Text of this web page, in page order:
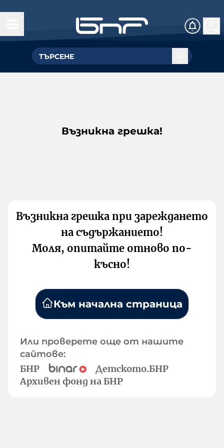
Възникна грешка!
Възникна грешка при зареждането
на съдържанието!
Моля, опитайте отново по-
късно!
Към начална страница
Или проверете още от нашите
сайтове:
БНР
Детското.БНР
Архивен фонд на БНР